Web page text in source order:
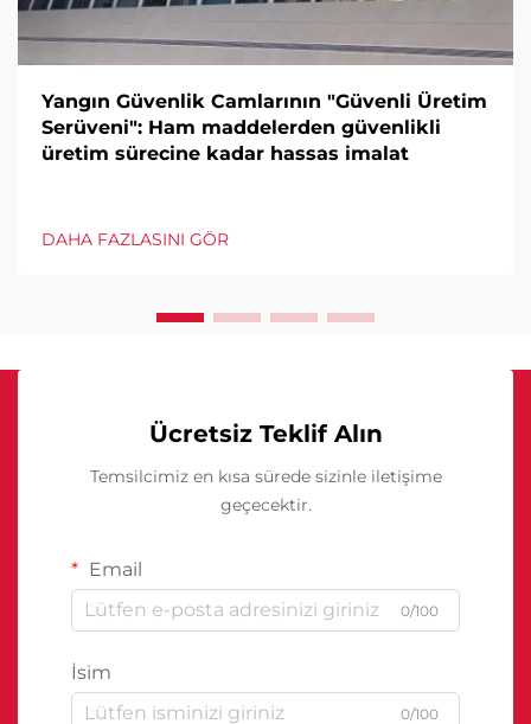
Yangın Güvenlik Camlarının "Güvenli Üretim
Serüveni": Ham maddelerden güvenlikli
üretim sürecine kadar hassas imalat
DAHA FAZLASINI GÖR
Ücretsiz Teklif Alın
Temsilcimiz en kısa sürede sizinle iletişime
geçecektir.
Email
0/100
İsim
0/100